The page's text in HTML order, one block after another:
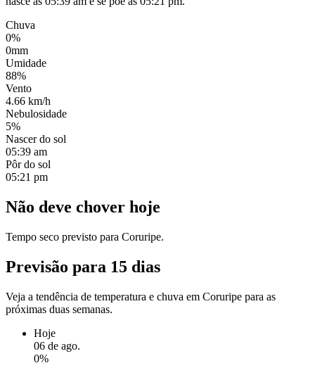
Chuva
0%
0mm
Umidade
88%
Vento
4.66 km/h
Nebulosidade
5%
Nascer do sol
05:39 am
Pôr do sol
05:21 pm
Não deve chover hoje
Tempo seco previsto para Coruripe.
Previsão para 15 dias
Veja a tendência de temperatura e chuva em Coruripe para as
próximas duas semanas.
Hoje
06 de ago.
0%